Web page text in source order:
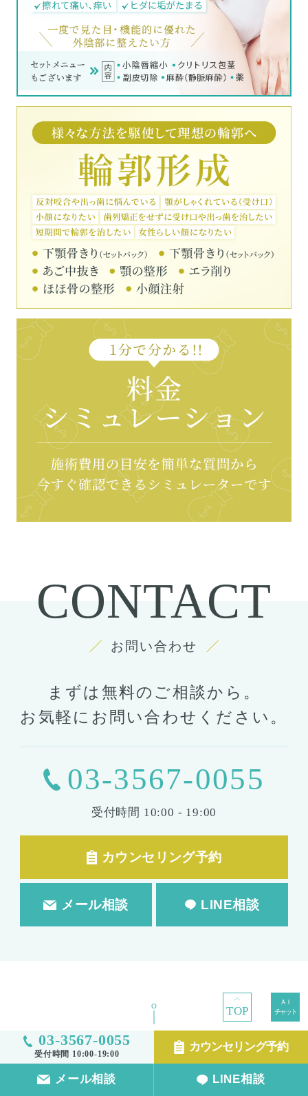
TOP
03-3567-0055
受付時間 10:00-19:00
カウンセリング予約
メール相談 LINE相談
CONTACT
お問い合わせ
まずは無料のご相談から。
お気軽にお問い合わせください。
03-3567-0055
受付時間 10:00 - 19:00
カウンセリング予約
メール相談 LINE相談
TOP